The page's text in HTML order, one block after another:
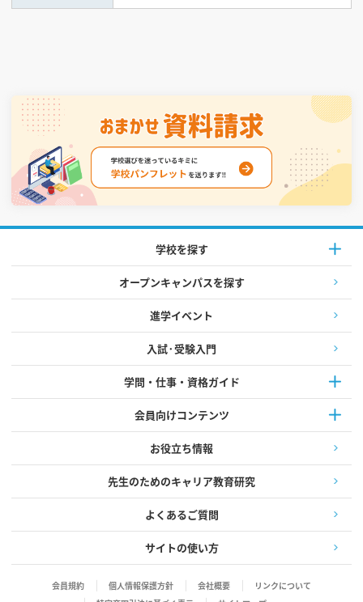
学校を探す
オープンキャンパスを探す
進学イベント
入試·受験入門
学問・仕事・資格ガイド
会員向けコンテンツ
お役立ち情報
先生のためのキャリア教育研究
よくあるご質問
サイトの使い方
会員規約 個人情報保護方針 会社概要
リンクについて